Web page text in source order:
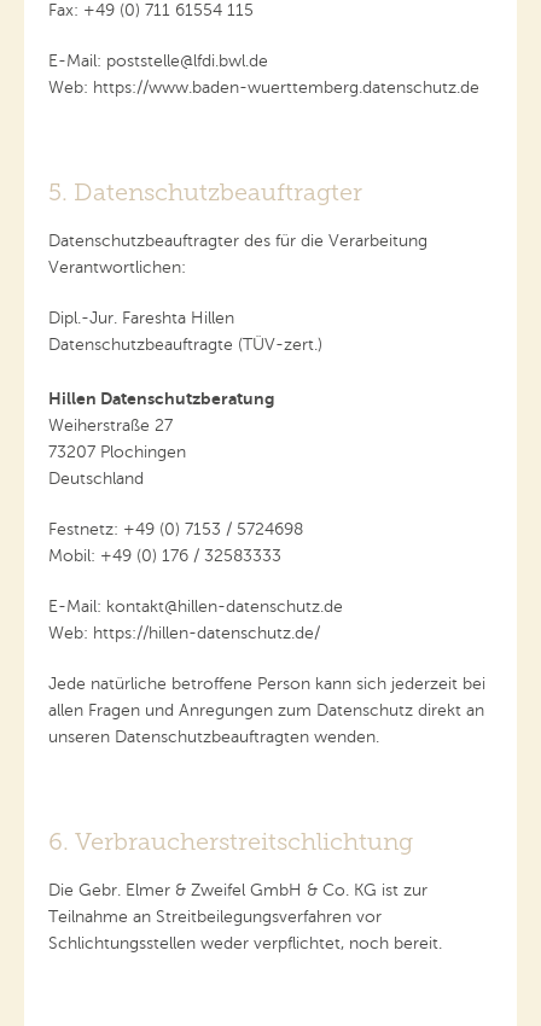
Fax: +49 (0) 711 61554 115
E-Mail: poststelle@lfdi.bwl.de
Web: https://www.baden-wuerttemberg.datenschutz.de
5. Datenschutzbeauftragter
Datenschutzbeauftragter des für die Verarbeitung
Verantwortlichen:
Dipl.-Jur. Fareshta Hillen
Datenschutzbeauftragte (TÜV-zert.)
Hillen Datenschutzberatung
Weiherstraße 27
73207 Plochingen
Deutschland
Festnetz: +49 (0) 7153 / 5724698
Mobil: +49 (0) 176 / 32583333
E-Mail: kontakt@hillen-datenschutz.de
Web: https://hillen-datenschutz.de/
Jede natürliche betroffene Person kann sich jederzeit bei
allen Fragen und Anregungen zum Datenschutz direkt an
unseren Datenschutzbeauftragten wenden.
6. Verbraucherstreitschlichtung
Die Gebr. Elmer & Zweifel GmbH & Co. KG ist zur
Teilnahme an Streitbeilegungsverfahren vor
Schlichtungsstellen weder verpflichtet, noch bereit.